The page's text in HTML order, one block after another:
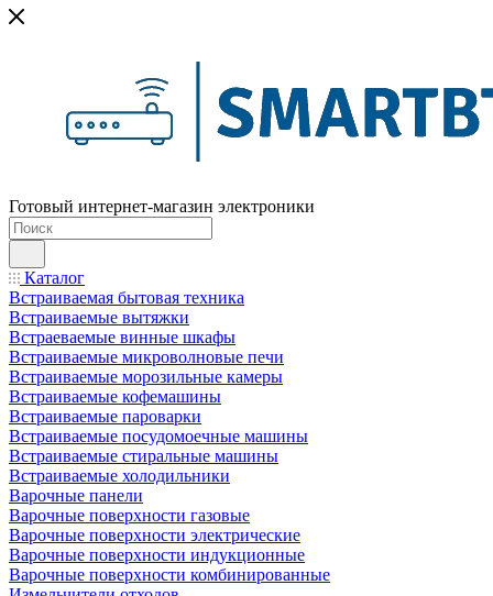
Готовый интернет-магазин электроники
Каталог
Встраиваемая бытовая техника
Встраиваемые вытяжки
Встраеваемые винные шкафы
Встраиваемые микроволновые печи
Встраиваемые морозильные камеры
Встраиваемые кофемашины
Встраиваемые пароварки
Встраиваемые посудомоечные машины
Встраиваемые стиральные машины
Встраиваемые холодильники
Варочные панели
Варочные поверхности газовые
Варочные поверхности электрические
Варочные поверхности индукционные
Варочные поверхности комбинированные